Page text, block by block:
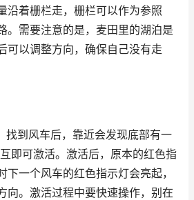
沿着栅栏走，栅栏可以作为参照
。需要注意的是，麦田里的湖泊是
可以调整方向，确保自己没有走
找到风车后，靠近会发现底部有一
即可激活。激活后，原本的红色指
下一个风车的红色指示灯会亮起，
向。激活过程中要快速操作，别在